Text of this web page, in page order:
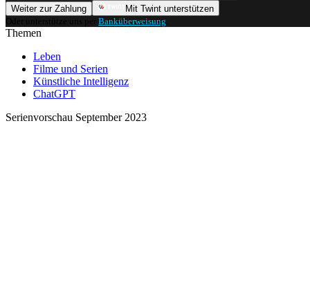
Weiter zur Zahlung
Mit Twint unterstützen
Oder unterstütze uns per Banküberweisung
Themen
Leben
Filme und Serien
Künstliche Intelligenz
ChatGPT
Serienvorschau September 2023